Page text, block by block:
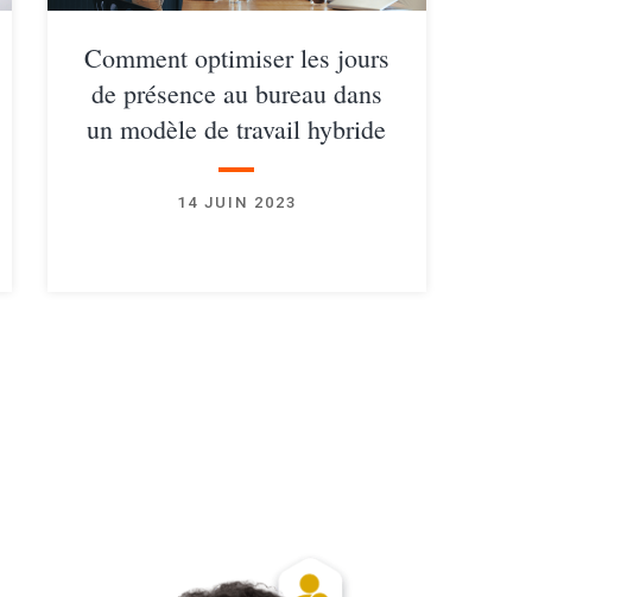
Comment optimiser les jours
de présence au bureau dans
un modèle de travail hybride
14 JUIN 2023